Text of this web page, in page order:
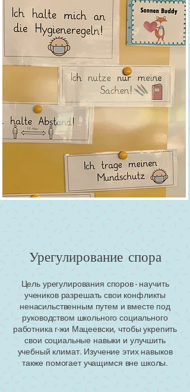
Урегулирование спора
Цель урегулирования споров - научить
учеников разрешать свои конфликты
ненасильственным путем и вместе под
руководством школьного социального
работника г-жи Мацеевски, чтобы укрепить
свои социальные навыки и улучшить
учебный климат. Изучение этих навыков
также помогает учащимся вне школы.